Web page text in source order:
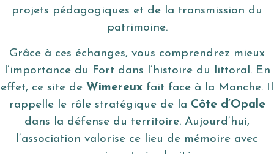
projets pédagogiques et de la transmission du
patrimoine.
Grâce à ces échanges, vous comprendrez mieux
l’importance du Fort dans l’histoire du littoral. En
effet, ce site de Wimereux fait face à la Manche. Il
rappelle le rôle stratégique de la Côte d’Opale
dans la défense du territoire. Aujourd’hui,
l’association valorise ce lieu de mémoire avec